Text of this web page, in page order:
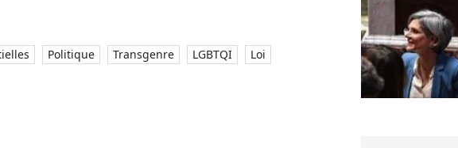
Politique Transgenre LGBTQI
Loi